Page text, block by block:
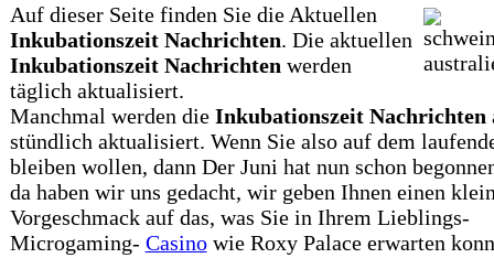
Auf dieser Seite finden Sie die Aktuellen
Inkubationszeit Nachrichten. Die aktuellen
InkubationszeitNachrichten werden
täglich aktualisiert.
Manchmal werden die InkubationszeitNachrichten
stündlich aktualisiert. Wenn Sie also auf dem
bleiben wollen, dann Der Juni hat nun schon
da haben wir uns gedacht, wir geben Ihnen einen
Vorgeschmack auf das, was Sie in Ihrem Lieblings-
Microgaming- Casinowie Roxy Palace erwarten